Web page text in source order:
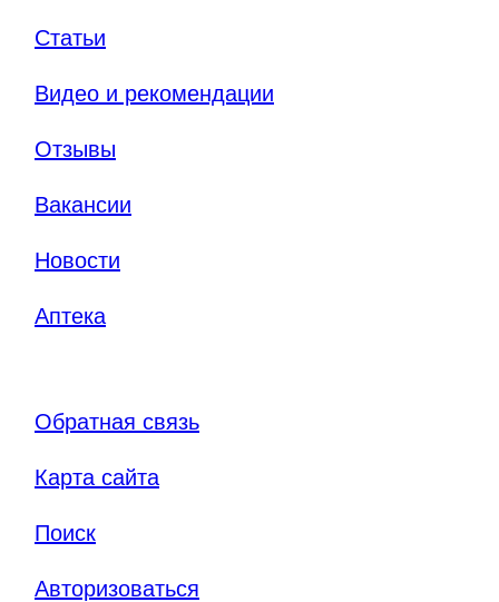
Статьи
Видео и рекомендации
Отзывы
Вакансии
Новости
Аптека
Обратная связь
Карта сайта
Поиск
Авторизоваться